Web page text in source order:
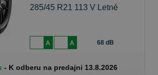
285/45 R21 113 V Letné
A A 68 dB
- K odberu na predajni 13.8.2026